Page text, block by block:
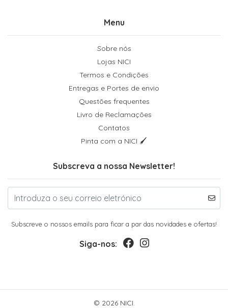
Menu
Sobre nós
Lojas NICI
Termos e Condições
Entregas e Portes de envio
Questões frequentes
Livro de Reclamações
Contatos
Pinta com a NICI 🖌
Subscreva a nossa Newsletter!
Subscreve o nossos emails para ficar a par das novidades e ofertas!
Siga-nos:
© 2026 NICI.